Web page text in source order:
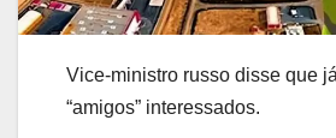
Vice-ministro russo disse que
“amigos” interessados.